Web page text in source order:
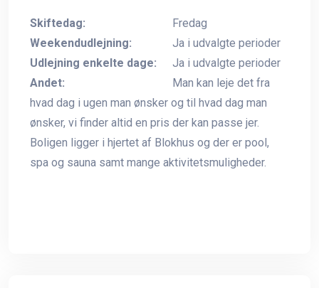
Skiftedag:
Fredag
Weekendudlejning:
Ja i udvalgte perioder
Udlejning enkelte dage:
Ja i udvalgte perioder
Andet:
Man kan leje det fra
hvad dag i ugen man ønsker og til hvad dag man
ønsker, vi finder altid en pris der kan passe jer.
Boligen ligger i hjertet af Blokhus og der er pool,
spa og sauna samt mange aktivitetsmuligheder.